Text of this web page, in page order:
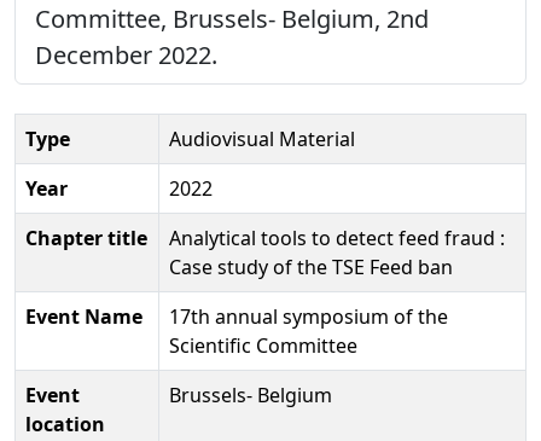
Committee, Brussels- Belgium, 2nd
December 2022.
Type
Audiovisual Material
Year
2022
Chapter title
Analytical tools to detect feed fraud :
Case study of the TSE Feed ban
Event Name
17th annual symposium of the
Scientific Committee
Event
location
Brussels- Belgium